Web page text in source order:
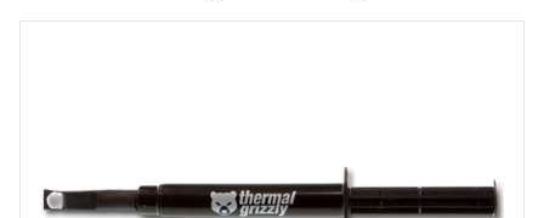
"Hydronaut" 3ml/7.8g | Thermal
Thermal Resistance 0,0076 K/W;